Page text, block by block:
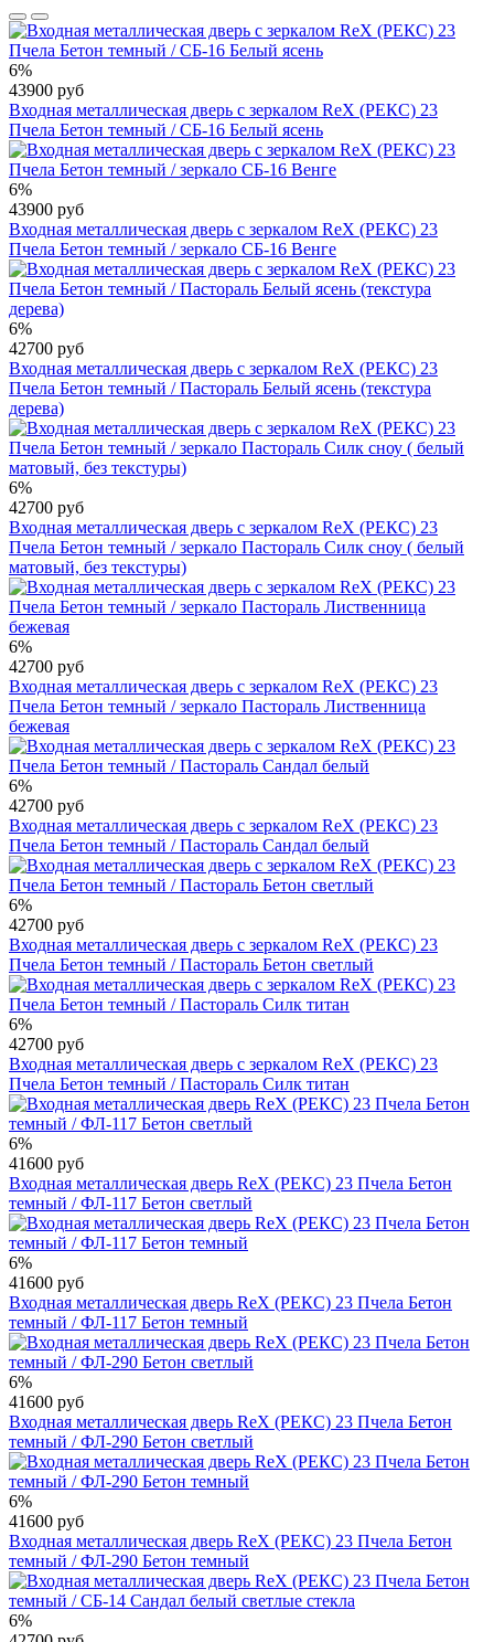
6%
43900 руб
Входная металлическая дверь с зеркалом RеX (РЕКС) 23
Пчела Бетон темный / СБ-16 Белый ясень
6%
43900 руб
Входная металлическая дверь с зеркалом RеX (РЕКС) 23
Пчела Бетон темный / зеркало СБ-16 Венге
6%
42700 руб
Входная металлическая дверь с зеркалом RеX (РЕКС) 23
Пчела Бетон темный / Пастораль Белый ясень (текстура
дерева)
6%
42700 руб
Входная металлическая дверь с зеркалом RеX (РЕКС) 23
Пчела Бетон темный / зеркало Пастораль Силк сноу ( белый
матовый, без текстуры)
6%
42700 руб
Входная металлическая дверь с зеркалом RеX (РЕКС) 23
Пчела Бетон темный / зеркало Пастораль Лиственница
бежевая
6%
42700 руб
Входная металлическая дверь с зеркалом RеX (РЕКС) 23
Пчела Бетон темный / Пастораль Сандал белый
6%
42700 руб
Входная металлическая дверь с зеркалом RеX (РЕКС) 23
Пчела Бетон темный / Пастораль Бетон светлый
6%
42700 руб
Входная металлическая дверь с зеркалом RеX (РЕКС) 23
Пчела Бетон темный / Пастораль Силк титан
6%
41600 руб
Входная металлическая дверь RеX (РЕКС) 23 Пчела Бетон
темный / ФЛ-117 Бетон светлый
6%
41600 руб
Входная металлическая дверь RеX (РЕКС) 23 Пчела Бетон
темный / ФЛ-117 Бетон темный
6%
41600 руб
Входная металлическая дверь RеX (РЕКС) 23 Пчела Бетон
темный / ФЛ-290 Бетон светлый
6%
41600 руб
Входная металлическая дверь RеX (РЕКС) 23 Пчела Бетон
темный / ФЛ-290 Бетон темный
6%